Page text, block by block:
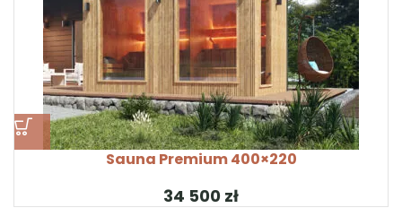
Sauna Premium 400×220
zł